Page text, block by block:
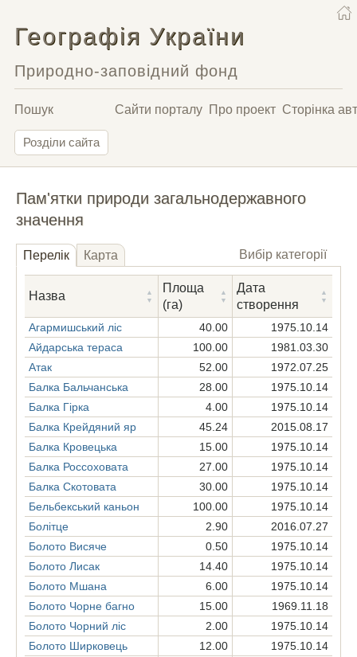
Географія України
Природно-заповідний фонд
Розділи сайта
Пошук Сайти порталу Про проект Сторінка
Пам'ятки природи загальнодержавного
значення
Перелік Карта Вибір категорії
Назва
Площа
(га)
Дата
створення
Агармишський ліс 40.00
1975.10.14
Айдарська тераса
100.00
1981.03.30
Атак
52.00
1972.07.25
Балка Бальчанська
28.00
1975.10.14
Балка Гірка
4.00
1975.10.14
Балка Крейдяний яр
45.24
2015.08.17
Балка Кровецька
15.00
1975.10.14
Балка Россоховата
27.00
1975.10.14
Балка Скотовата
30.00
1975.10.14
Бельбекський каньон
100.00
1975.10.14
Болітце
2.90
2016.07.27
Болото Висяче
0.50
1975.10.14
Болото Лисак
14.40
1975.10.14
Болото Мшана
6.00
1975.10.14
Болото Чорне багно
15.00
1969.11.18
Болото Чорний ліс
2.00
1975.10.14
Болото Ширковець
12.00
1975.10.14